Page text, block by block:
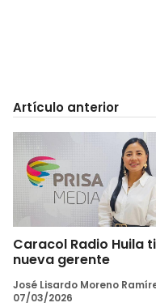
Artículo anterior
Caracol Radio Huila
nueva gerente
José Lisardo Moreno
07/03/2026